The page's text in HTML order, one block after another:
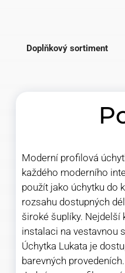
Doplňkový sortiment
Moderní profilová
každého moderního
použít jako úchytku do
rozsahu dostupných
široké šuplíky. Nejdelší
instalaci na vestavnou
Úchytka Lukata je
barevných provedeních.